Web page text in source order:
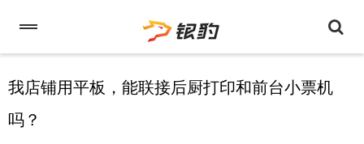
我店铺用平板，能联接后厨打印和前台小票机
吗？